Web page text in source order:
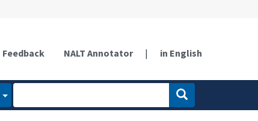
Feedback NALT Annotator | in English